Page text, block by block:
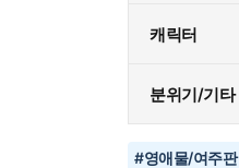
캐릭터
분위기/기타
#영애물/여주판